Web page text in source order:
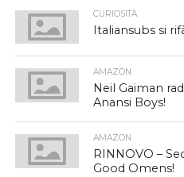
CURIOSITÀ
Italiansubs si
AMAZON
Neil Gaiman
Anansi Boys!
AMAZON
RINNOVO –
Good Omens!